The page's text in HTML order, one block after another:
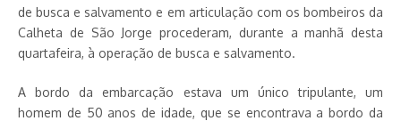
de busca e salvamento e em articulação com os bombeiros da
Calheta de São Jorge procederam, durante a manhã desta
quartafeira, à operação de busca e salvamento.
A bordo da embarcação estava um único tripulante, um
homem de 50 anos de idade, que se encontrava a bordo da